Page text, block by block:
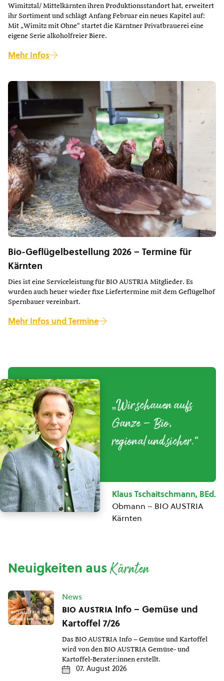
Wimitztal/ Mittelkärnten ihren Produktionsstandort hat, erweitert
ihr Sortiment und schlägt Anfang Februar ein neues Kapitel auf:
Mit „Wimitz mit Ohne“ startet die Kärntner Privatbrauerei eine
eigene Serie alkoholfreier Biere.
Mehr Infos
Bio-Geflügelbestellung 2026 – Termine für
Kärnten
Dies ist eine Serviceleistung für BIO AUSTRIA Mitglieder. Es
wurden auch heuer wieder fixe Liefertermine mit dem Geflügelhof
Spernbauer vereinbart.
Mehr Infos und Termine
„Wir schauen aufs
Ganze – Bio,
regional und sicher.“
Klaus Tschaitschmann, BEd.
Obmann – BIO AUSTRIA
Kärnten
Neuigkeiten ausKärnten
News
bio austria Info – Gemüse und
Kartoffel 7/26
Das BIO AUSTRIA Info – Gemüse und Kartoffel
wird von den BIO AUSTRIA Gemüse- und
Kartoffel-Berater:innen erstellt.
07. August 2026